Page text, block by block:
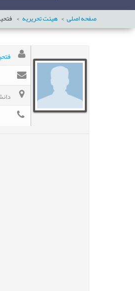
صفحه اصلی هیئت تحریریه